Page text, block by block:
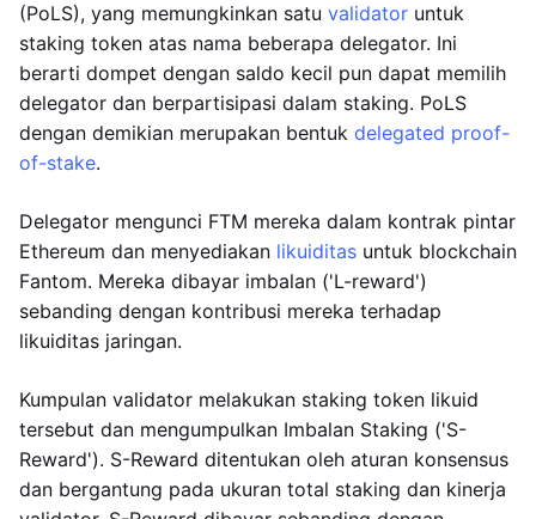
(PoLS), yang memungkinkan satu validator untuk
staking token atas nama beberapa delegator. Ini
berarti dompet dengan saldo kecil pun dapat memilih
delegator dan berpartisipasi dalam staking. PoLS
dengan demikian merupakan bentuk delegated proof-
of-stake.
Delegator mengunci FTM mereka dalam kontrak pintar
Ethereum dan menyediakan likuiditas untuk blockchain
Fantom. Mereka dibayar imbalan ('L-reward')
sebanding dengan kontribusi mereka terhadap
likuiditas jaringan.
Kumpulan validator melakukan staking token likuid
tersebut dan mengumpulkan Imbalan Staking ('S-
Reward'). S-Reward ditentukan oleh aturan konsensus
dan bergantung pada ukuran total staking dan kinerja